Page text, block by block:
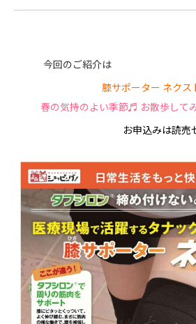
今回のご紹介は
膝サポーター ネクス
春の気持のよい季節♬ お散歩して
お申込みは読売